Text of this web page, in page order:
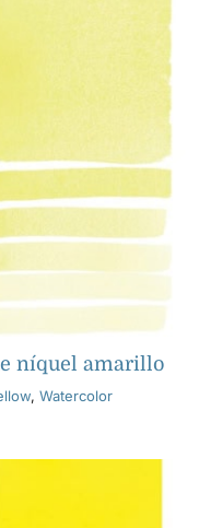
níquel amarillo
, Watercolor